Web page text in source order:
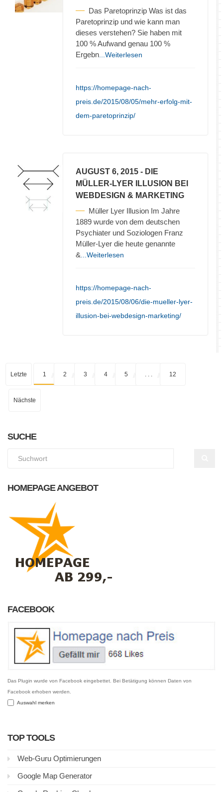
Das Paretoprinzip Was ist das
Paretoprinzip und wie kann man
dieses verstehen? Sie haben mit
100 % Aufwand genau 100 %
Ergebn ...Weiterlesen
https://homepage-nach-
preis.de/2015/08/05/mehr-erfolg-mit-
dem-paretoprinzip/
AUGUST 6, 2015 - DIE
MÜLLER-LYER ILLUSION BEI
WEBDESIGN & MARKETING
Müller Lyer Illusion Im Jahre
1889 wurde von dem deutschen
Psychiater und Soziologen Franz
Müller-Lyer die heute genannte
& ...Weiterlesen
https://homepage-nach-
preis.de/2015/08/06/die-mueller-lyer-
illusion-bei-webdesign-marketing/
Letzte 1 2 3 4 5 12
Nächste
SUCHE
HOMEPAGE ANGEBOT
FACEBOOK
Das Plugin wurde von Facebook eingebettet. Bei Betätigung können Daten von
Facebook erhoben werden.
Auswahl merken
TOP TOOLS
Web-Guru Optimierungen
Google Map Generator